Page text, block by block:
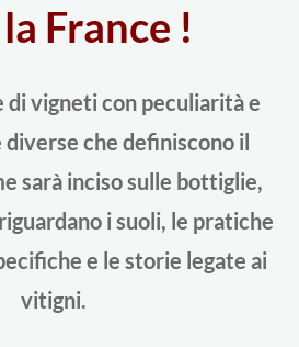
France !
vigneti con peculiarità e
che definiscono il
sarà inciso sulle bottiglie,
i suoli, le pratiche
e le storie legate ai
vitigni.